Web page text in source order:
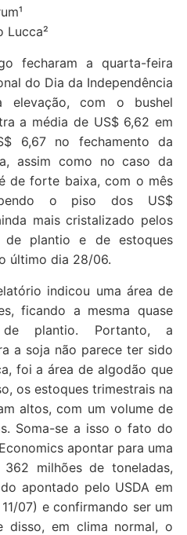
Lucca²
fecharam a quarta-feira
do Dia da Independência
elevação, com o bushel
a média de US$ 6,62 em
6,67 no fechamento da
assim como no caso da
de forte baixa, com o mês
o piso dos US$
mais cristalizado pelos
de plantio e de estoques
último dia 28/06.
indicou uma área de
ficando a mesma quase
plantio. Portanto, a
a soja não parece ter sido
foi a área de algodão que
os estoques trimestrais na
altos, com um volume de
Soma-se a isso o fato do
apontar para uma
milhões de toneladas,
apontado pelo USDA em
07) e confirmando ser um
disso, em clima normal, o